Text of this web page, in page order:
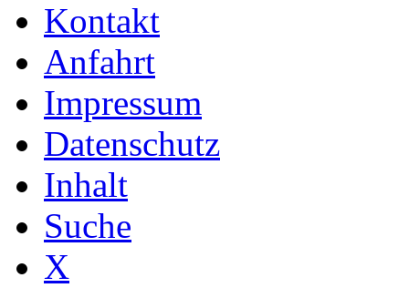
Kontakt
Anfahrt
Impressum
Datenschutz
Inhalt
Suche
X